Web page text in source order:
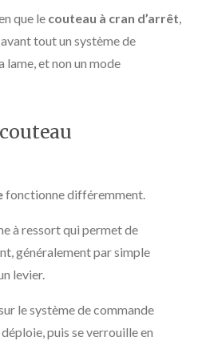
que le couteau à cran d’arrêt
tout un système de
lame, et non un mode
fonctionne différemment.
à ressort qui permet de
généralement par simple
levier.
le système de commande
puis se verrouille en